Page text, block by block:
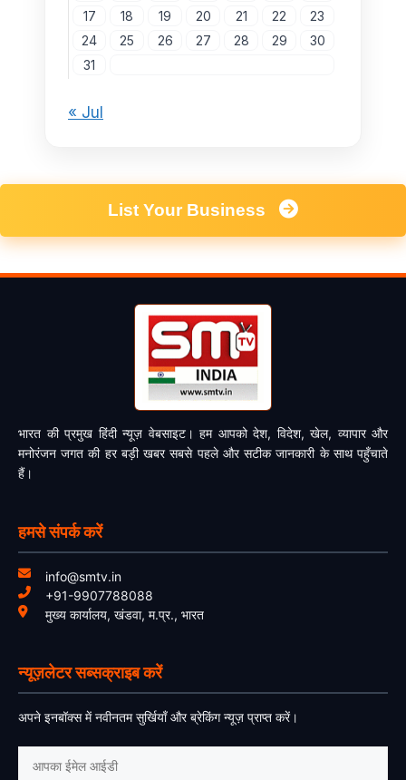
17
18 19 20 21 22
23
24
25 26 27 28 29
30
31
« Jul
List Your Business
भारत की प्रमुख हिंदी न्यूज़ वेबसाइट। हम आपको देश, विदेश, खेल, व्यापार और
मनोरंजन जगत की हर बड़ी खबर सबसे पहले और सटीक जानकारी के साथ पहुँचाते
हैं।
हमसे संपर्क करें
info@smtv.in
+91-9907788088
मुख्य कार्यालय, खंडवा, म.प्र., भारत
न्यूज़लेटर सब्सक्राइब करें
अपने इनबॉक्स में नवीनतम सुर्खियाँ और ब्रेकिंग न्यूज़ प्राप्त करें।